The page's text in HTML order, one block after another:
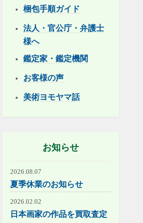
梱包手順ガイド
法人・官公庁・弁護士
様へ
鑑定家・鑑定機関
お客様の声
美術ヨモヤマ話
お知らせ
2026.08.07
夏季休業のお知らせ
2026.02.02
日本画家の作品を買取査定